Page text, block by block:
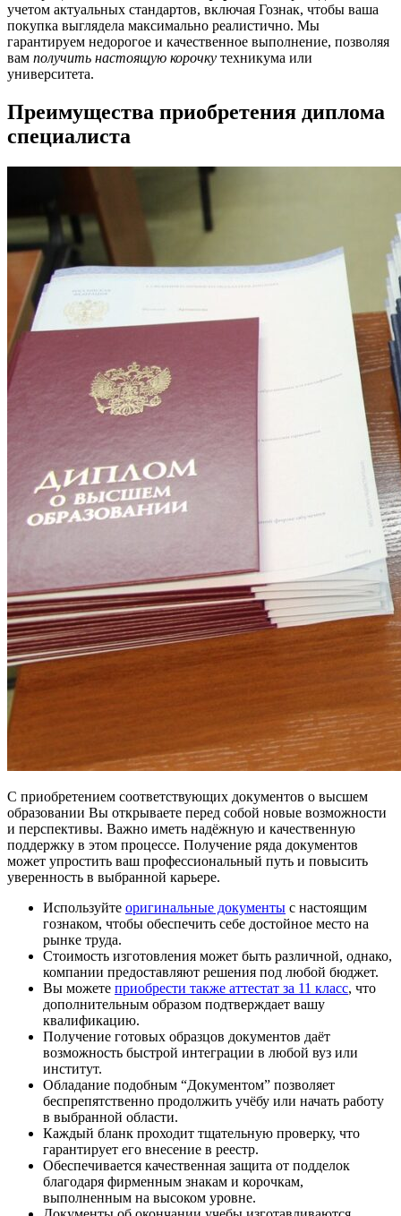
учетом актуальных стандартов, включая Гознак, чтобы ваша
покупка выглядела максимально реалистично. Мы
гарантируем недорогое и качественное выполнение, позволяя
вам получить настоящую корочку техникума или
университета.
Преимущества приобретения диплома
специалиста
С приобретением соответствующих документов о высшем
образовании Вы открываете перед собой новые возможности
и перспективы. Важно иметь надёжную и качественную
поддержку в этом процессе. Получение ряда документов
может упростить ваш профессиональный путь и повысить
уверенность в выбранной карьере.
Используйте оригинальные документы с настоящим
гознаком, чтобы обеспечить себе достойное место на
рынке труда.
Стоимость изготовления может быть различной, однако,
компании предоставляют решения под любой бюджет.
Вы можете приобрести также аттестат за 11 класс, что
дополнительным образом подтверждает вашу
квалификацию.
Получение готовых образцов документов даёт
возможность быстрой интеграции в любой вуз или
институт.
Обладание подобным “Документом” позволяет
беспрепятственно продолжить учёбу или начать работу
в выбранной области.
Каждый бланк проходит тщательную проверку, что
гарантирует его внесение в реестр.
Обеспечивается качественная защита от подделок
благодаря фирменным знакам и корочкам,
выполненным на высоком уровне.